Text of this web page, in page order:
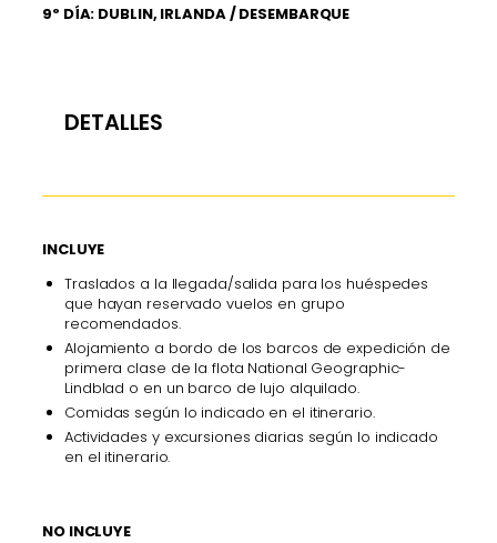
9º DÍA: DUBLIN, IRLANDA / DESEMBARQUE
DETALLES
INCLUYE
Traslados a la llegada/salida para los huéspedes
que hayan reservado vuelos en grupo
recomendados.
Alojamiento a bordo de los barcos de expedición de
primera clase de la flota National Geographic-
Lindblad o en un barco de lujo alquilado.
Comidas según lo indicado en el itinerario.
Actividades y excursiones diarias según lo indicado
en el itinerario.
NO INCLUYE